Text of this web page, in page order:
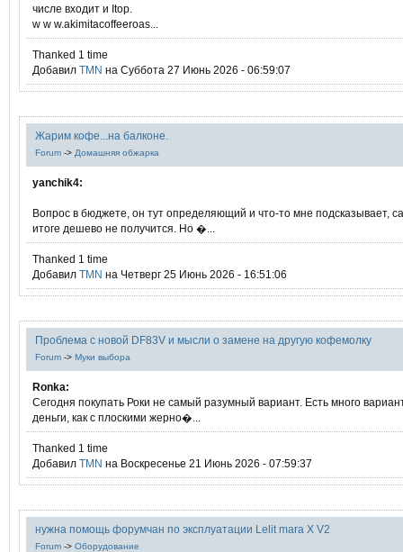
числе входит и Itop.
w w w.akimitacoffeeroas...
Thanked 1 time
Добавил TMN на Суббота 27 Июнь 2026 - 06:59:07
Жарим кофе...на балконе.
Forum -> Домашняя обжарка
yanchik4:
Вопрос в бюджете, он тут определяющий и что-то мне подсказывает,
итоге дешево не получится. Но �...
Thanked 1 time
Добавил TMN на Четверг 25 Июнь 2026 - 16:51:06
Проблема с новой DF83V и мысли о замене на другую кофемолку
Forum -> Муки выбора
Ronka:
Сегодня покупать Роки не самый разумный вариант. Есть много
деньги, как с плоскими жерно�...
Thanked 1 time
Добавил TMN на Воскресенье 21 Июнь 2026 - 07:59:37
нужна помощь форумчан по эксплуатации Lelit mara X V2
Forum -> Оборудование